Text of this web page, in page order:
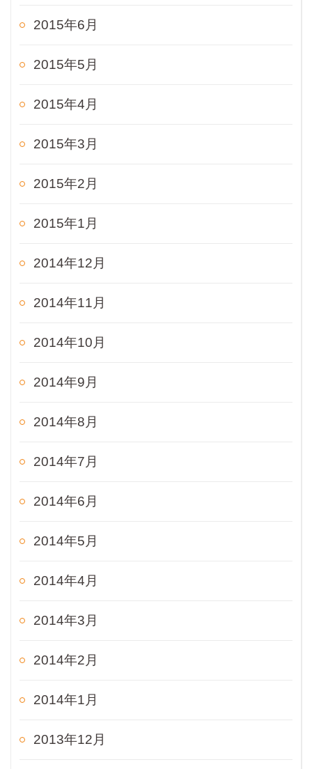
2015年6月
2015年5月
2015年4月
2015年3月
2015年2月
2015年1月
2014年12月
2014年11月
2014年10月
2014年9月
2014年8月
2014年7月
2014年6月
2014年5月
2014年4月
2014年3月
2014年2月
2014年1月
2013年12月